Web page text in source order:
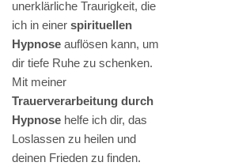
unerklärliche Traurigkeit, die
ich in einer spirituellen
Hypnose auflösen kann, um
dir tiefe Ruhe zu schenken.
Mit meiner
Trauerverarbeitung durch
Hypnose helfe ich dir, das
Loslassen zu heilen und
deinen Frieden zu finden.